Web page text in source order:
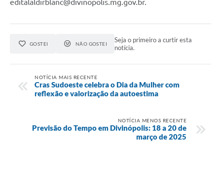
editalaldirblanc@divinopolis.mg.gov.br.
GOSTEI NÃO GOSTEI
Seja o primeiro a curtir esta
notícia.
NOTÍCIA MAIS RECENTE
Cras Sudoeste celebra o Dia da Mulher com
reflexão e valorização da autoestima
NOTÍCIA MENOS RECENTE
Previsão do Tempo em Divinópolis: 18 a 20 de
março de 2025